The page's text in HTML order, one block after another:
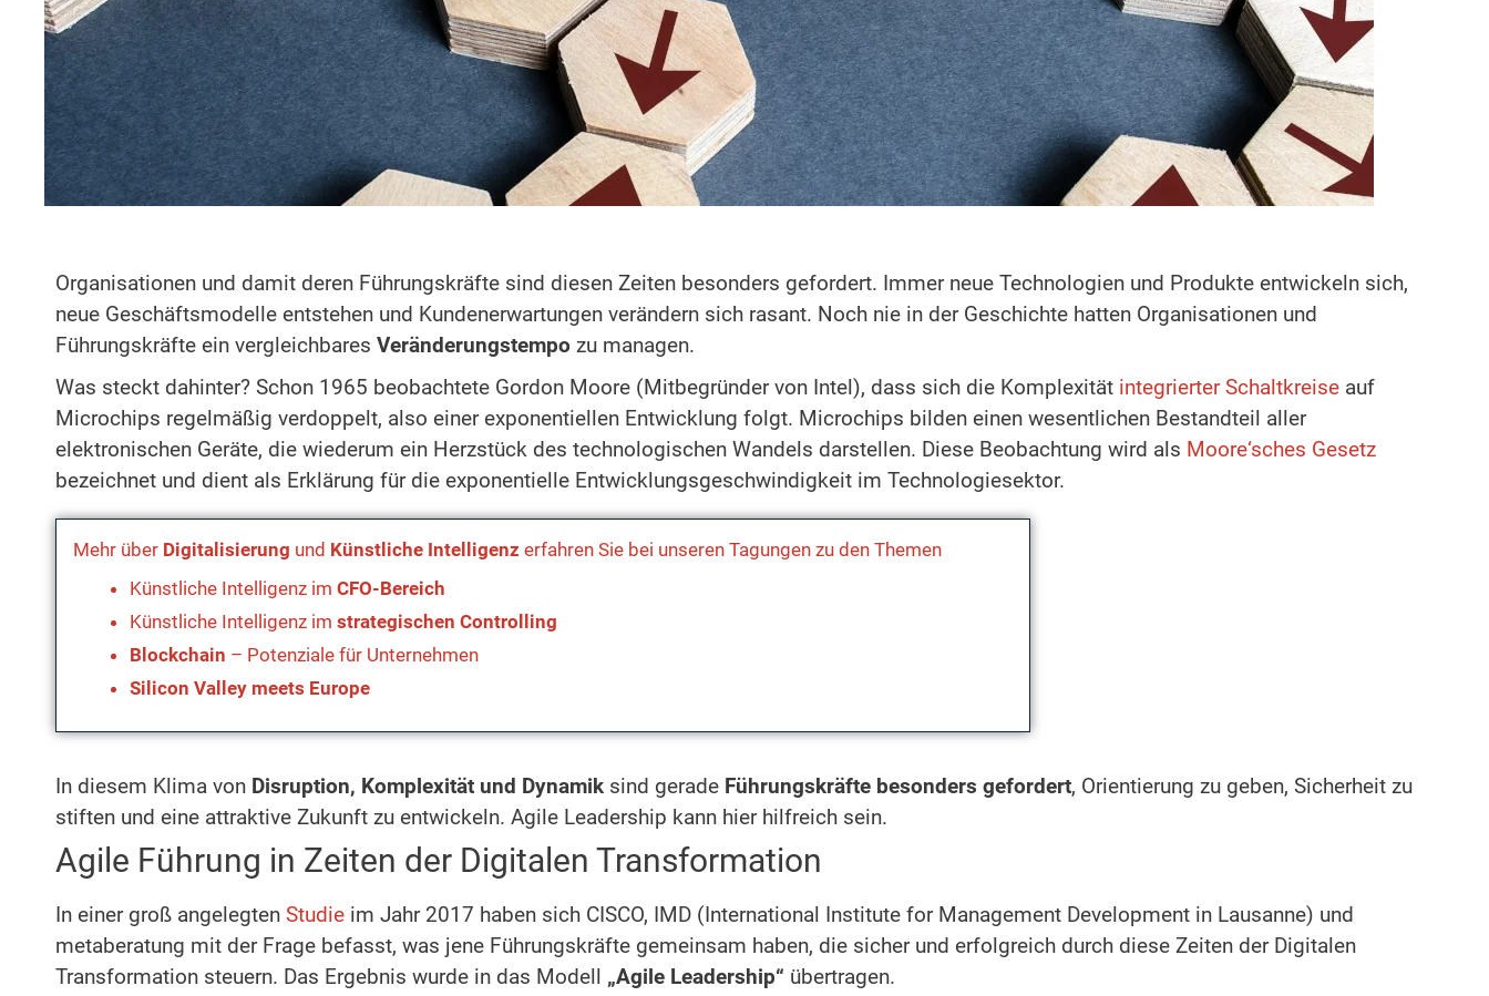
Organisationen und damit deren Führungskräfte sind diesen Zeiten besonders gefordert. Immer neue Technologien und Produkte entwickeln sich,
neue Geschäftsmodelle entstehen und Kundenerwartungen verändern sich rasant. Noch nie in der Geschichte hatten Organisationen und
Führungskräfte ein vergleichbares Veränderungstempo zu managen.
Was steckt dahinter? Schon 1965 beobachtete Gordon Moore (Mitbegründer von Intel), dass sich die Komplexität integrierter Schaltkreise auf
Microchips regelmäßig verdoppelt, also einer exponentiellen Entwicklung folgt. Microchips bilden einen wesentlichen Bestandteil aller
elektronischen Geräte, die wiederum ein Herzstück des technologischen Wandels darstellen. Diese Beobachtung wird als Moore‘sches Gesetz
bezeichnet und dient als Erklärung für die exponentielle Entwicklungsgeschwindigkeit im Technologiesektor.
Mehr über Digitalisierung und Künstliche Intelligenz erfahren Sie bei unseren Tagungen zu den Themen
Künstliche Intelligenz im CFO-Bereich
Künstliche Intelligenz im strategischen Controlling
Blockchain – Potenziale für Unternehmen
Silicon Valley meets Europe
In diesem Klima von Disruption, Komplexität und Dynamik sind gerade Führungskräfte besonders gefordert, Orientierung zu geben, Sicherheit zu
stiften und eine attraktive Zukunft zu entwickeln. Agile Leadership kann hier hilfreich sein.
Agile Führung in Zeiten der Digitalen Transformation
In einer groß angelegten Studie im Jahr 2017 haben sich CISCO, IMD (International Institute for Management Development in Lausanne) und
metaberatung mit der Frage befasst, was jene Führungskräfte gemeinsam haben, die sicher und erfolgreich durch diese Zeiten der Digitalen
Transformation steuern. Das Ergebnis wurde in das Modell „Agile Leadership“ übertragen.